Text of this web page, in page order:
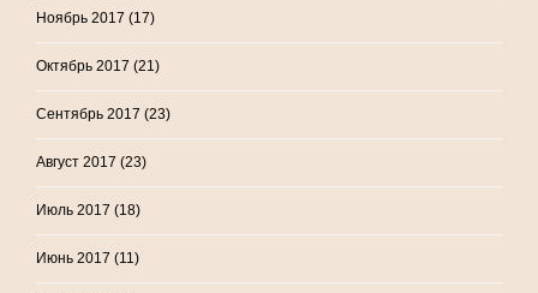
Ноябрь 2017 (17)
Октябрь 2017 (21)
Сентябрь 2017 (23)
Август 2017 (23)
Июль 2017 (18)
Июнь 2017 (11)